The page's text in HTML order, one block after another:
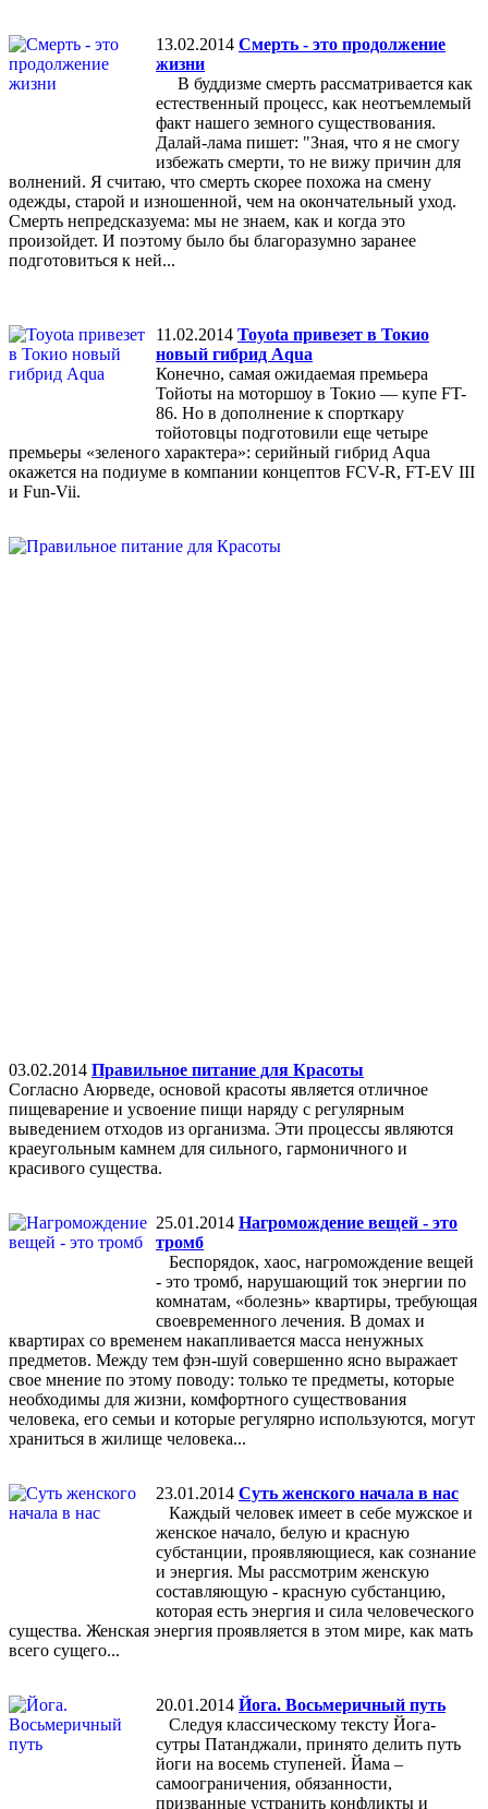
13.02.2014 Смерть - это продолжение
жизни
В буддизме смерть рассматривается как
естественный процесс, как неотъемлемый
факт нашего земного существования.
Далай-лама пишет: "Зная, что я не смогу
избежать смерти, то не вижу причин для
волнений. Я считаю, что смерть скорее похожа на смену
одежды, старой и изношенной, чем на окончательный уход.
Смерть непредсказуема: мы не знаем, как и когда это
произойдет. И поэтому было бы благоразумно заранее
подготовиться к ней...
11.02.2014 Toyota привезет в Токио
новый гибрид Aqua
Конечно, самая ожидаемая премьера
Тойоты на моторшоу в Токио — купе FT-
86. Но в дополнение к спорткару
тойотовцы подготовили еще четыре
премьеры «зеленого характера»: серийный гибрид Aqua
окажется на подиуме в компании концептов FCV-R, FT-EV III
и Fun-Vii.
03.02.2014 Правильное питание для Красоты
Согласно Аюрведе, основой красоты является отличное
пищеварение и усвоение пищи наряду с регулярным
выведением отходов из организма. Эти процессы являются
краеугольным камнем для сильного, гармоничного и
красивого существа.
25.01.2014 Нагромождение вещей - это
тромб
Беспорядок, хаос, нагромождение вещей
- это тромб, нарушающий ток энергии по
комнатам, «болезнь» квартиры, требующая
своевременного лечения. В домах и
квартирах со временем накапливается масса ненужных
предметов. Между тем фэн-шуй совершенно ясно выражает
свое мнение по этому поводу: только те предметы, которые
необходимы для жизни, комфортного существования
человека, его семьи и которые регулярно используются, могут
храниться в жилище человека...
23.01.2014 Суть женского начала в нас
Каждый человек имеет в себе мужское и
женское начало, белую и красную
субстанции, проявляющиеся, как сознание
и энергия. Мы рассмотрим женскую
составляющую - красную субстанцию,
которая есть энергия и сила человеческого
существа. Женская энергия проявляется в этом мире, как мать
всего сущего...
20.01.2014 Йога. Восьмеричный путь
Следуя классическому тексту Йога-
сутры Патанджали, принято делить путь
йоги на восемь ступеней. Йама –
самоограничения, обязанности,
призванные устранить конфликты и